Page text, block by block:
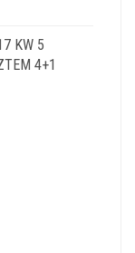
KW 5
4+1